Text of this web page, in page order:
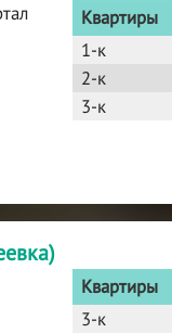
Квартиры
1-к
2-к
3-к
Квартиры
3-к